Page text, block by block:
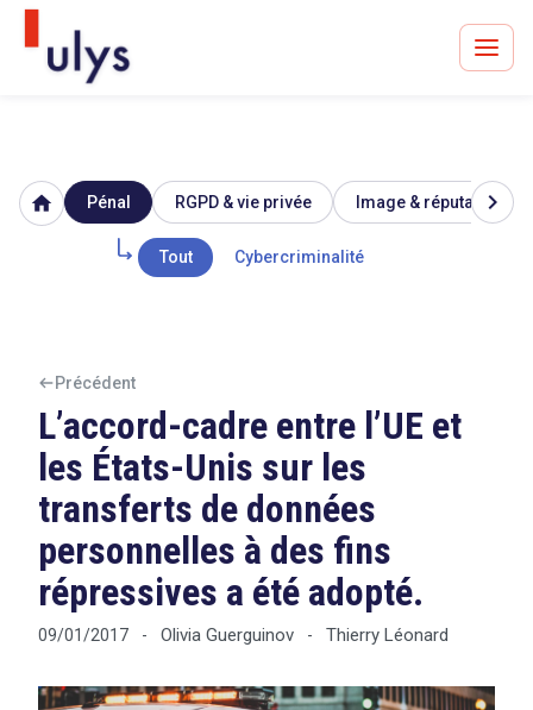
Avocats à Paris & Bruxelles
Leader en droit de l'innovation depuis 30 ans
Tout sur le RGPD
Tout sur le droit de l'innovation
home Pénal RGPD & vie privée Image & réputation
Tout Cybercriminalité
chevron_right
Précédent
L’accord-cadre entre l’UE et
les États-Unis sur les
transferts de données
personnelles à des fins
répressives a été adopté.
09/01/2017 - Olivia Guerguinov - Thierry Léonard